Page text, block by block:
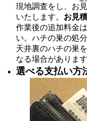
現地調査をし、お
いたします。 お見
作業後の追加料金
い。ハチの巣の処
天井裏のハチの巣
なる場合があります
選べる支払い方